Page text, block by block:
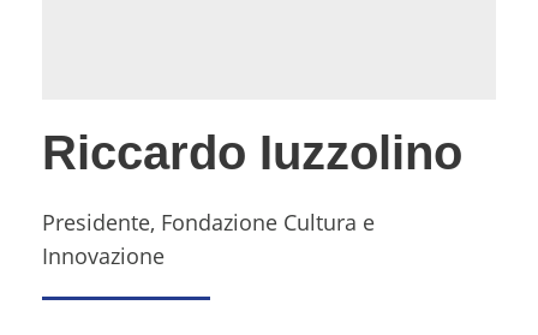
Riccardo Iuzzolino
Presidente, Fondazione Cultura e
Innovazione